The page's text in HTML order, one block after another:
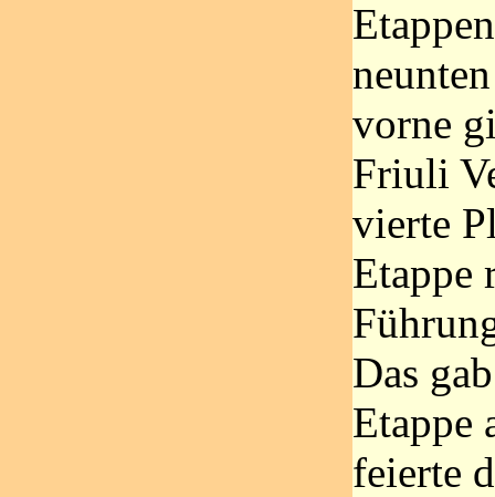
vorne
Friuli
vierte
Etappe
Das
Etappe
feierte